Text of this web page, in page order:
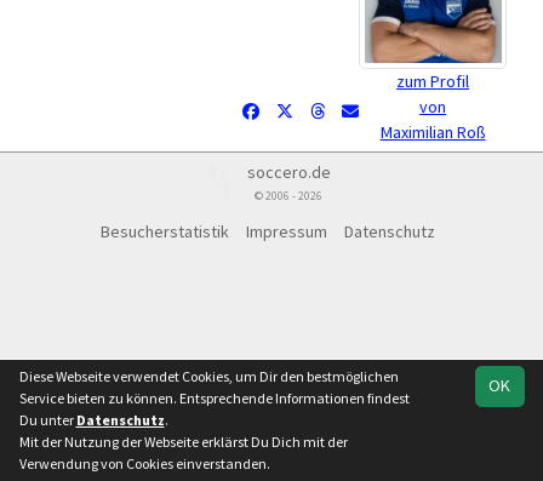
zum Profil
von
Maximilian Roß
soccero.de
© 2006 - 2026
Besucherstatistik Impressum Datenschutz
OK
Diese Webseite verwendet Cookies, um Dir den bestmöglichen
Service bieten zu können. Entsprechende Informationen findest
Du unter Datenschutz.
Mit der Nutzung der Webseite erklärst Du Dich mit der
Verwendung von Cookies einverstanden.